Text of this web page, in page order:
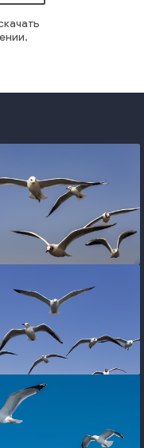
photo
photo